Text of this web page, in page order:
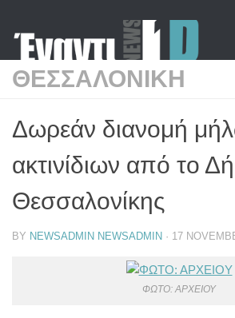
ΘΕΣΣΑΛΟΝΙΚΗ
Δωρεάν διανομή
ακτινίδιων από το
Θεσσαλονίκης
BY NEWSADMIN NEWSADMIN · 17
ΦΩΤΟ: ΑΡΧΕΙΟΥ